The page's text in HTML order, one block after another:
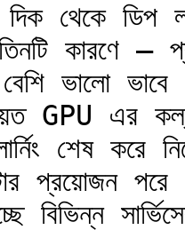
থেকে ডিপ
কারণে —
ভালো ভাবে
GPU এর
শেষ করে
প্রয়োজন
বিভিন্ন